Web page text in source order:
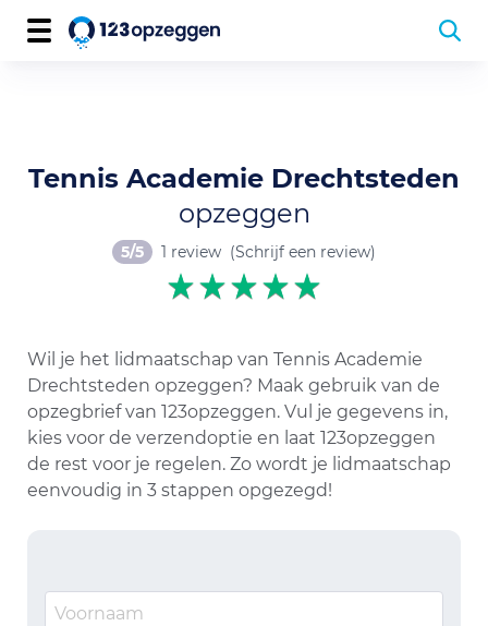
Tennis Academie Drechtsteden
opzeggen
5/5 1 review (Schrijf een review)
Wil je het lidmaatschap van Tennis Academie
Drechtsteden opzeggen? Maak gebruik van de
opzegbrief van 123opzeggen. Vul je gegevens in,
kies voor de verzendoptie en laat 123opzeggen
de rest voor je regelen. Zo wordt je lidmaatschap
eenvoudig in 3 stappen opgezegd!